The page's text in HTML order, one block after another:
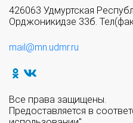
426063 Удмуртская
Орджоникидзе 33б.
mail@mn.udmr.ru
Все права защищены.
Предоставляется в